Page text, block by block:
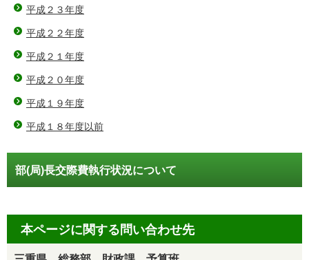
平成２３年度
平成２２年度
平成２１年度
平成２０年度
平成１９年度
平成１８年度以前
部(局)長交際費執行状況について
本ページに関する問い合わせ先